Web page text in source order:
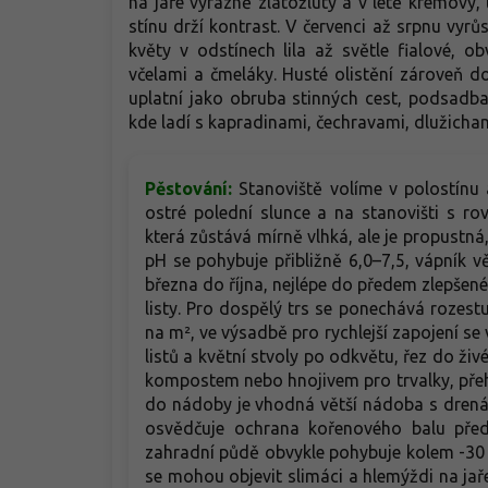
stínu drží kontrast. V červenci až srpnu
květy v odstínech lila až světle fialové,
včelami a čmeláky. Husté olistění zároveň
uplatní jako obruba stinných cest,
kde ladí s kapradinami, čechravami,
Pěstování: Stanoviště volíme v
ostré polední slunce a na stanovišti s
která zůstává mírně vlhká, ale je
pH se pohybuje přibližně 6,0–7,5, vápník
března do října, nejlépe do předem
listy. Pro dospělý trs se ponechává
na m², ve výsadbě pro rychlejší zapojení
listů a květní stvoly po odkvětu, řez do
kompostem nebo hnojivem pro trvalky,
do nádoby je vhodná větší nádoba s
osvědčuje ochrana kořenového balu
zahradní půdě obvykle pohybuje kolem -
se mohou objevit slimáci a hlemýždi na